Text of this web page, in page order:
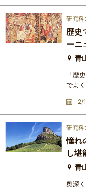
はな
知る
の銘
ーニ
銘醸
研究科
歴史
ーニ
立ち
青
「歴
でよ
りま
はな
知る
の銘
ーニ
銘醸
2/
研究科
憧れ
し堪
青
奥深